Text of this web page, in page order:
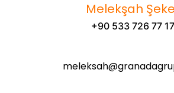
Melekşah
+90 533 726 77 17